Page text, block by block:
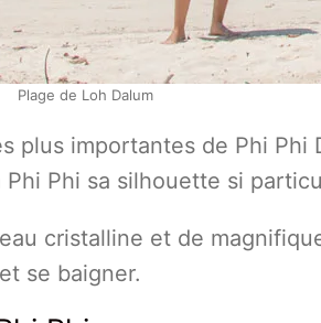
Plage de Loh Dalum
plus importantes de Phi Phi
Phi sa silhouette si
cristalline et de
se baigner.